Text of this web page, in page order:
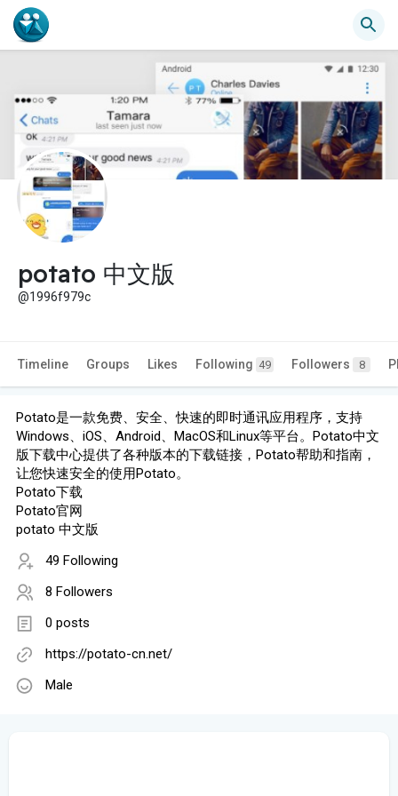
potato 中文版
@1996f979c
Timeline Groups Likes Following 49 Followers 8
Potato是一款免费、安全、快速的即时通讯应用程序，支持
Windows、iOS、Android、MacOS和Linux等平台。Potato中文
版下载中心提供了各种版本的下载链接，Potato帮助和指南，
让您快速安全的使用Potato。
Potato下载
Potato官网
potato 中文版
49 Following
8 Followers
0 posts
https://potato-cn.net/
Male